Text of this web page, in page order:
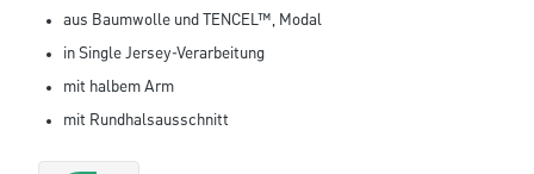
aus Baumwolle und TENCEL™, Modal
in Single Jersey-Verarbeitung
mit halbem Arm
mit Rundhalsausschnitt